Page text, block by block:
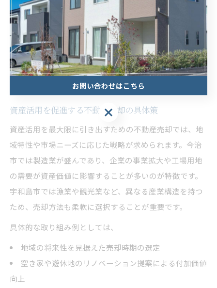
実際に不動産売却でよくある失敗例として、「地域相場
を把握せずに高値設定した結果、売却期間が長引いた」
というケースがあります。こうした事態を避けるために
も、フレームワークを使って計画的に進めることが不可
資産活用を促進する不動産売却の具体策
資産活用を最大限に引き出すための不動産売却では、地
域特性や市場ニーズに応じた戦略が求められます。今治
市では製造業が盛んであり、企業の事業拡大や工場用地
の需要が資産価値に影響することが多いのが特徴です。
宇和島市では漁業や観光業など、異なる産業構造を持つ
ため、売却方法も柔軟に選択することが重要です。
具体的な取り組み例としては、
地域の将来性を見据えた売却時期の選定
空き家や遊休地のリノベーション提案による付加価値
向上
お問い合わせはこちら